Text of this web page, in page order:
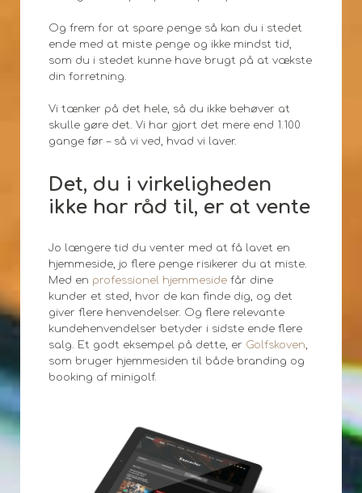
Og frem for at spare penge så kan du i stedet
ende med at miste penge og ikke mindst tid,
som du i stedet kunne have brugt på at vækste
din forretning.
Vi tænker på det hele, så du ikke behøver at
skulle gøre det. Vi har gjort det mere end 1.100
gange før – så vi ved, hvad vi laver.
Det, du i virkeligheden
ikke har råd til, er at vente
Jo længere tid du venter med at få lavet en
hjemmeside, jo flere penge risikerer du at miste.
Med en professionel hjemmeside får dine
kunder et sted, hvor de kan finde dig, og det
giver flere henvendelser. Og flere relevante
kundehenvendelser betyder i sidste ende flere
salg. Et godt eksempel på dette, er Golfskoven,
som bruger hjemmesiden til både branding og
booking af minigolf.